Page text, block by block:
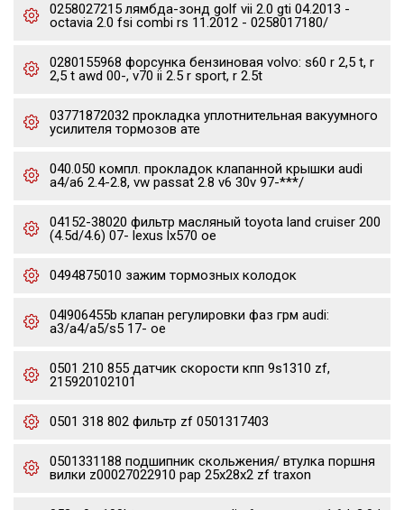
0258027215 лямбда-зонд golf vii 2.0 gti 04.2013 -
octavia 2.0 fsi combi rs 11.2012 - 0258017180/
0280155968 форсунка бензиновая volvo: s60 r 2,5 t, r
2,5 t awd 00-, v70 ii 2.5 r sport, r 2.5t
03771872032 прокладка уплотнительная вакуумного
усилителя тормозов ате
040.050 компл. прокладок клапанной крышки audi
a4/a6 2.4-2.8, vw passat 2.8 v6 30v 97-***/
04152-38020 фильтр масляный toyota land cruiser 200
(4.5d/4.6) 07- lexus lx570 oe
0494875010 зажим тормозных колодок
04l906455b клапан регулировки фаз грм audi:
a3/a4/a5/s5 17- oe
0501 210 855 датчик скорости кпп 9s1310 zf,
215920102101
0501 318 802 фильтр zf 0501317403
0501331188 подшипник скольжения/ втулка поршня
вилки z00027022910 pap 25x28x2 zf traxon